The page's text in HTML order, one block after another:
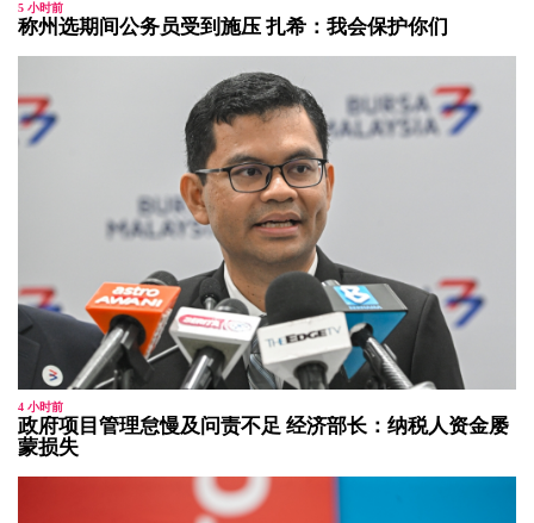
5 小时前
称州选期间公务员受到施压 扎希：我会保护你们
4 小时前
政府项目管理怠慢及问责不足 经济部长：纳税人资金屡
蒙损失